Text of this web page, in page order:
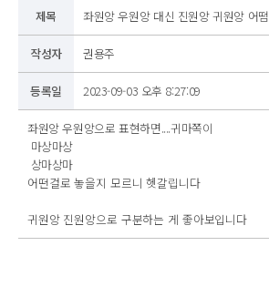
제목 좌원앙 우원앙 대신 진원앙 귀원앙 어떰
작성자 권용주
등록일 2023-09-03 오후 8:27:09
좌원앙 우원앙으로 표현하면....귀마쪽이
마상마상
상마상마
어떤걸로 놓을지 모르니 헷갈립니다
귀원앙 진원앙으로 구분하는 게 좋아보입니다